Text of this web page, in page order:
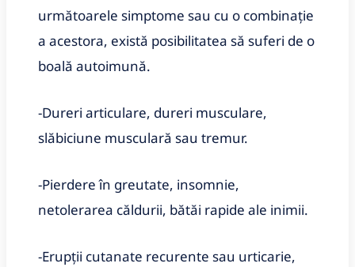
următoarele simptome sau cu o combinație
a acestora, există posibilitatea să suferi de o
boală autoimună.
-Dureri articulare, dureri musculare,
slăbiciune musculară sau tremur.
-Pierdere în greutate, insomnie,
netolerarea căldurii, bătăi rapide ale inimii.
-Erupții cutanate recurente sau urticarie,